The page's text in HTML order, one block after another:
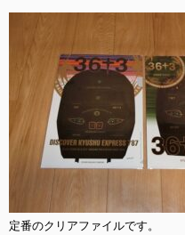
定番のクリアファイルです。